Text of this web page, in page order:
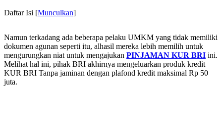
Daftar Isi [Munculkan]
Namun terkadang ada beberapa pelaku UMKM yang tidak memiliki
dokumen agunan seperti itu, alhasil mereka lebih memilih untuk
mengurungkan niat untuk mengajukan PINJAMAN KUR BRI ini.
Melihat hal ini, pihak BRI akhirnya mengeluarkan produk kredit
KUR BRI Tanpa jaminan dengan plafond kredit maksimal Rp 50
juta.